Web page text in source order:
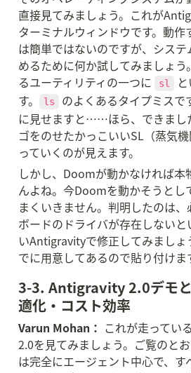
直接見てみましょう。これが
ターミナルウィンドウです。動作
は簡単ではないのですが、シス
めるために何か試してみましょう
るユーティリティの一つに
sl
す。
ls
のよくあるタイプミスで
に見せますと……ほら、できまし
ゴをのせたかっこいいSL（蒸気
っていくのが見えます。
しかし、Doomが動かなければ本
んよね。今Doomを動かそうとし
まくいきません。判明したのは
ボードのドライバが存在しないと
いAntigravityで修正してみましょ
でに用意してあるので貼り付けま
3-3. Antigravity 2.0デモ
適化・コスト効率
Varun Mohan： これが走ってい
2.0を見てみましょう。ご覧のと
は完全にエージェント中心で、す